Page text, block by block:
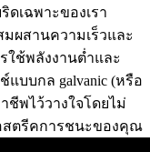
เฉพาะของเรา
มผสานความเร็วและ
ใช้พลังงานต่ำและ
บบกล galvanic (หรือ
พไว้วางใจโดยไม่
สตรีคการชนะของคุณ